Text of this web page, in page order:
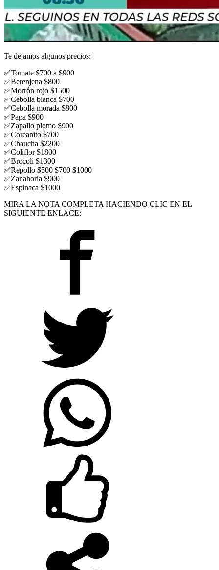
Te dejamos algunos precios:
✅Tomate $700 a $900
✅Berenjena $800
✅Morrón rojo $1500
✅Cebolla blanca $700
✅Cebolla morada $800
✅Papa $900
✅Zapallo plomo $900
✅Coreanito $700
✅Chaucha $2200
✅Coliflor $1800
✅Brocoli $1300
✅Repollo $500 $700 $1000
✅Zanahoria $900
✅Espinaca $1000
MIRA LA NOTA COMPLETA HACIENDO CLIC EN EL
SIGUIENTE ENLACE: